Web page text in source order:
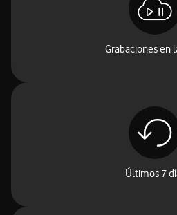
Grabaciones en
meses
Últimos 7
días para verlo a tu ritmo, sin